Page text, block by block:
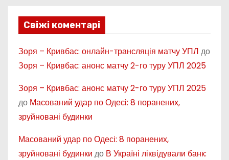
Свіжі коментарі
Зоря – Кривбас: онлайн-трансляція матчу УПЛ до
Зоря – Кривбас: анонс матчу 2-го туру УПЛ 2025
Зоря – Кривбас: анонс матчу 2-го туру УПЛ 2025
до Масований удар по Одесі: 8 поранених,
зруйновані будинки
Масований удар по Одесі: 8 поранених,
зруйновані будинки до В Україні ліквідували банк: